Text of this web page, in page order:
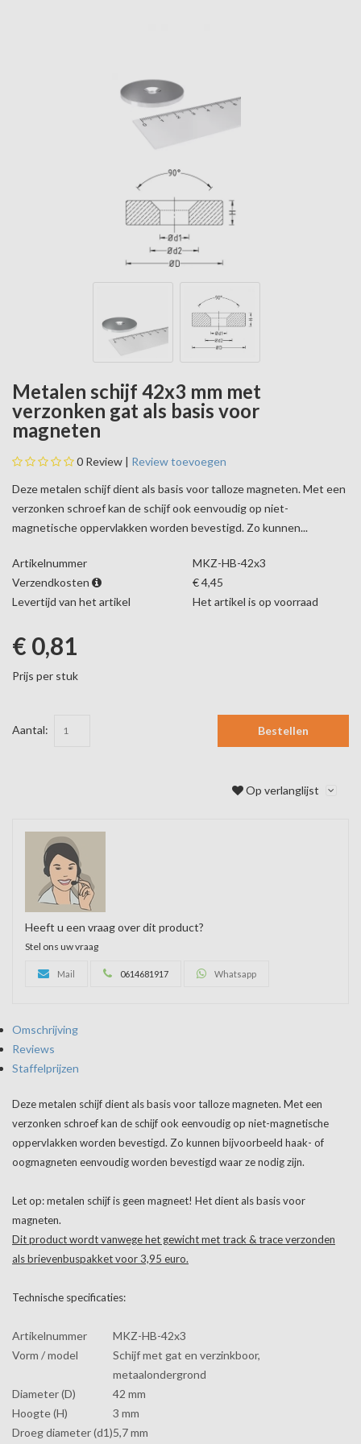
Metalen schijf 42x3 mm met
verzonken gat als basis voor
magneten
0 Review | Review toevoegen
Deze metalen schijf dient als basis voor talloze magneten. Met een
verzonken schroef kan de schijf ook eenvoudig op niet-
magnetische oppervlakken worden bevestigd. Zo kunnen...
Artikelnummer
MKZ-HB-42x3
Verzendkosten
€ 4,45
Levertijd van het artikel
Het artikel is op voorraad
€ 0,81
Prijs per stuk
Aantal: Bestellen
Op verlanglijst
Heeft u een vraag over dit product?
Stel ons uw vraag
Mail 0614681917 Whatsapp
Omschrijving
Reviews
Staffelprijzen
Deze metalen schijf dient als basis voor talloze magneten. Met een
verzonken schroef kan de schijf ook eenvoudig op niet-magnetische
oppervlakken worden bevestigd. Zo kunnen bijvoorbeeld haak- of
oogmagneten eenvoudig worden bevestigd waar ze nodig zijn.
Let op: metalen schijf is geen magneet! Het dient als basis voor
magneten.
Dit product wordt vanwege het gewicht met track & trace verzonden
als brievenbuspakket voor 3,95 euro.
Technische specificaties:
Artikelnummer
MKZ-HB-42x3
Vorm / model
Schijf met gat en verzinkboor,
metaalondergrond
Diameter (D)
42 mm
Hoogte (H)
3 mm
Droeg diameter (d1)5,7 mm